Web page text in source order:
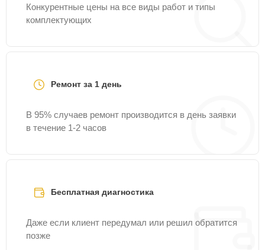
Конкурентные цены на все виды работ и типы
комплектующих
Ремонт за 1 день
В 95% случаев ремонт производится в день заявки
в течение 1-2 часов
Бесплатная диагностика
Даже если клиент передумал или решил обратится
позже